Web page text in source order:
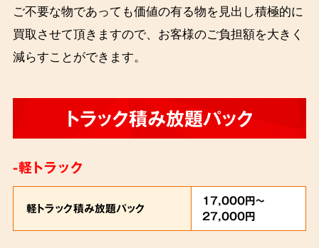
ご不要な物であっても価値の有る物を見出し積極的に
買取させて頂きますので、お客様のご負担額を大きく
減らすことができます。
トラック積み放題パック
-軽トラック
軽トラック積み放題パック
17,000円～
27,000円